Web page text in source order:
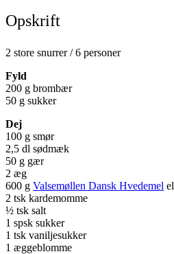
Opskrift
2 store snurrer / 6 personer
Fyld
200 g brombær
50 g sukker
Dej
100 g smør
2,5 dl sødmæk
50 g gær
2 æg
600 g Valsemøllen Dansk Hvedemel
2 tsk kardemomme
½ tsk salt
1 spsk sukker
1 tsk vaniljesukker
1 æggeblomme